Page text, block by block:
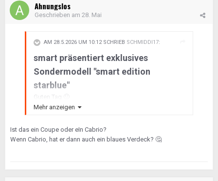
Ahnungslos
Geschrieben am 28. Mai
AM 28.5.2026 UM 10:12 SCHRIEB SCHMIDDI17:
smart präsentiert exklusives
Sondermodell "smart edition
starblue"
Guten Tag 🙂
Mehr anzeigen
Ist das ein Coupe oder eIn Cabrio?
Wenn Cabrio, hat er dann auch ein blaues Verdeck? 🤔